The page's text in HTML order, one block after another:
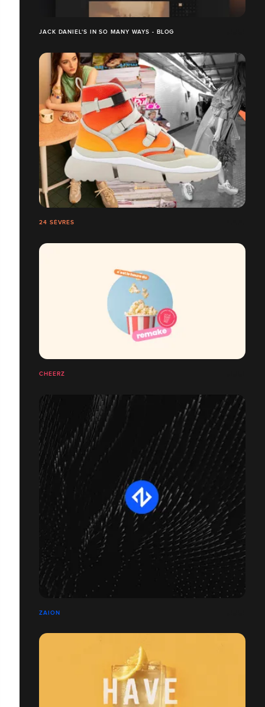
JACK DANIEL'S IN SO MANY WAYS - BLOG
24 SÈVRES
CHEERZ
ZAION